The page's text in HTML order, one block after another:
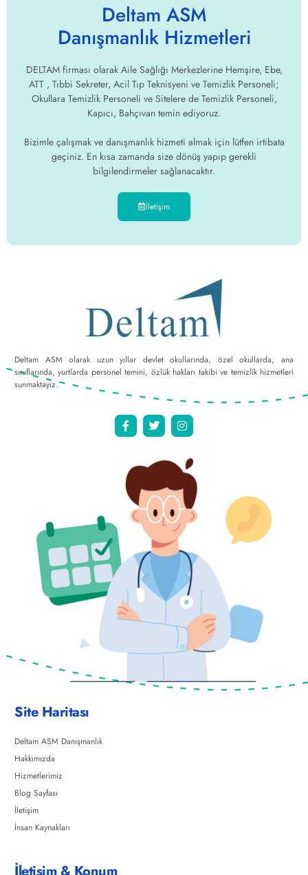
Deltam ASM
Danışmanlık Hizmetleri
DELTAM firması olarak Aile Sağlığı Merkezlerine Hemşire, Ebe,
ATT , Tıbbi Sekreter, Acil Tıp Teknisyeni ve Temizlik Personeli;
Okullara Temizlik Personeli ve Sitelere de Temizlik Personeli,
Kapıcı, Bahçıvan temin ediyoruz.
Bizimle çalışmak ve danışmanlık hizmeti almak için lütfen irtibata
geçiniz. En kısa zamanda size dönüş yapıp gerekli
bilgilendirmeler sağlanacaktır.
İletişim
Deltam ASM olarak uzun yıllar devlet okullarında, özel okullarda, ana
sınıflarında, yurtlarda personel temini, özlük hakları takibi ve temizlik hizmetleri
sunmaktayız.
Site Haritası
Deltam ASM Danışmanlık
Hakkımızda
Hizmetlerimiz
Blog Sayfası
İletişim
İnsan Kaynakları